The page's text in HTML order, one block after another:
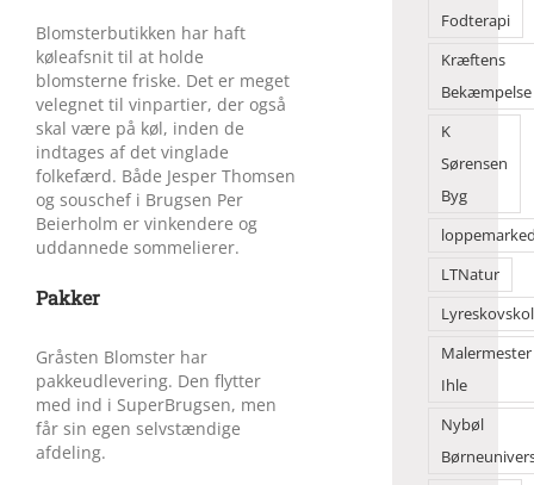
Blomsterbutikken har haft
køleafsnit til at holde
blomsterne friske. Det er meget
velegnet til vinpartier, der også
skal være på køl, inden de
indtages af det vinglade
folkefærd. Både Jesper Thomsen
og souschef i Brugsen Per
Beierholm er vinkendere og
uddannede sommelierer.
Pakker
Gråsten Blomster har
pakkeudlevering. Den flytter
med ind i SuperBrugsen, men
får sin egen selvstændige
afdeling.
Fodterapi
Kræftens
Bekæmpelse
K
Sørensen
Byg
LTNatur
Malermester
Ihle
Nybøl